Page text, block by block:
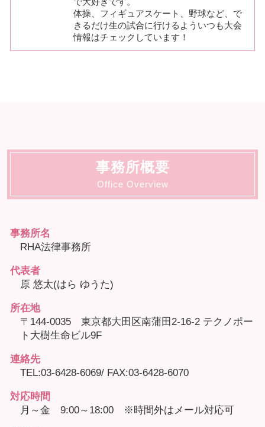
体操、フィギュアスケート、野球など、で
きるだけ生の試合に行けるよういつも大会
情報はチェックしています！
事務所概要
Office Overview
事務所名
RHA法律事務所
代表者
原 悠太(はら ゆうた)
所在地
〒144-0035 東京都大田区南蒲田2-16-2 テクノポー
ト大樹生命ビル9F
連絡先
TEL:03-6428-6069/ FAX:03-6428-6070
対応時間
月～金 9:00～18:00 ※時間外はメール対応可